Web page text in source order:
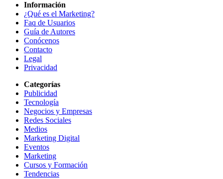
Información
¿Qué es el Marketing?
Faq de Usuarios
Guía de Autores
Conócenos
Contacto
Legal
Privacidad
Categorías
Publicidad
Tecnología
Negocios y Empresas
Redes Sociales
Medios
Marketing Digital
Eventos
Marketing
Cursos y Formación
Tendencias